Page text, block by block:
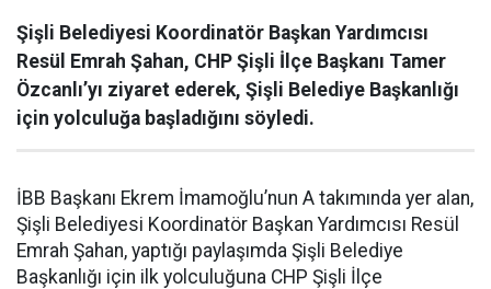
Şişli Belediyesi Koordinatör Başkan Yardımcısı
Resül Emrah Şahan, CHP Şişli İlçe Başkanı Tamer
Özcanlı’yı ziyaret ederek, Şişli Belediye Başkanlığı
için yolculuğa başladığını söyledi.
İBB Başkanı Ekrem İmamoğlu’nun A takımında yer alan,
Şişli Belediyesi Koordinatör Başkan Yardımcısı Resül
Emrah Şahan, yaptığı paylaşımda Şişli Belediye
Başkanlığı için ilk yolculuğuna CHP Şişli İlçe